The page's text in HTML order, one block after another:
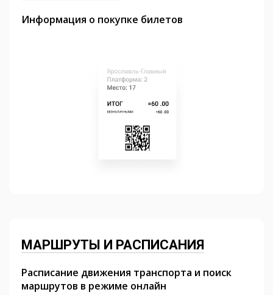
Информация о покупке билетов
МАРШРУТЫ И РАСПИСАНИЯ
Расписание движения транспорта и поиск
маршрутов в режиме онлайн